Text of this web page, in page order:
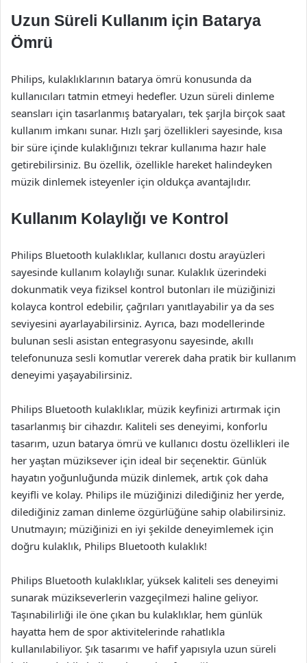
Uzun Süreli Kullanım için Batarya
Ömrü
Philips, kulaklıklarının batarya ömrü konusunda da
kullanıcıları tatmin etmeyi hedefler. Uzun süreli dinleme
seansları için tasarlanmış bataryaları, tek şarjla birçok saat
kullanım imkanı sunar. Hızlı şarj özellikleri sayesinde, kısa
bir süre içinde kulaklığınızı tekrar kullanıma hazır hale
getirebilirsiniz. Bu özellik, özellikle hareket halindeyken
müzik dinlemek isteyenler için oldukça avantajlıdır.
Kullanım Kolaylığı ve Kontrol
Philips Bluetooth kulaklıklar, kullanıcı dostu arayüzleri
sayesinde kullanım kolaylığı sunar. Kulaklık üzerindeki
dokunmatik veya fiziksel kontrol butonları ile müziğinizi
kolayca kontrol edebilir, çağrıları yanıtlayabilir ya da ses
seviyesini ayarlayabilirsiniz. Ayrıca, bazı modellerinde
bulunan sesli asistan entegrasyonu sayesinde, akıllı
telefonunuza sesli komutlar vererek daha pratik bir kullanım
deneyimi yaşayabilirsiniz.
Philips Bluetooth kulaklıklar, müzik keyfinizi artırmak için
tasarlanmış bir cihazdır. Kaliteli ses deneyimi, konforlu
tasarım, uzun batarya ömrü ve kullanıcı dostu özellikleri ile
her yaştan müziksever için ideal bir seçenektir. Günlük
hayatın yoğunluğunda müzik dinlemek, artık çok daha
keyifli ve kolay. Philips ile müziğinizi dilediğiniz her yerde,
dilediğiniz zaman dinleme özgürlüğüne sahip olabilirsiniz.
Unutmayın; müziğinizi en iyi şekilde deneyimlemek için
doğru kulaklık, Philips Bluetooth kulaklık!
Philips Bluetooth kulaklıklar, yüksek kaliteli ses deneyimi
sunarak müzikseverlerin vazgeçilmezi haline geliyor.
Taşınabilirliği ile öne çıkan bu kulaklıklar, hem günlük
hayatta hem de spor aktivitelerinde rahatlıkla
kullanılabiliyor. Şık tasarımı ve hafif yapısıyla uzun süreli